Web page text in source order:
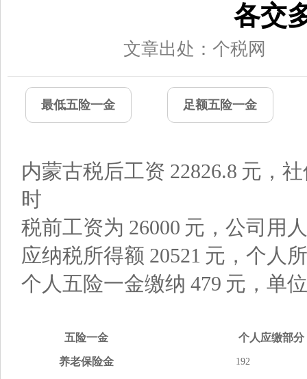
各交
文章出处：个税网
最低五险一金 足额五险一金
内蒙古税后工资 22826.8 元，
时
税前工资为 26000 元，公司用
应纳税所得额 20521 元，个人
个人五险一金缴纳 479 元，单
五险一金 个人应缴部分
养老保险金 192